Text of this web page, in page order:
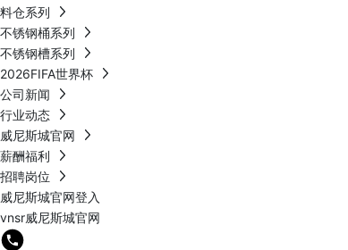
料仓系列
不锈钢桶系列
不锈钢槽系列
2026FIFA世界杯
公司新闻
行业动态
威尼斯城官网
薪酬福利
招聘岗位
威尼斯城官网登入
vnsr威尼斯城官网